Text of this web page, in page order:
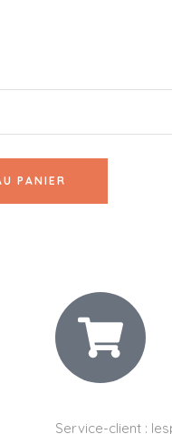
PANIER
Service-client :